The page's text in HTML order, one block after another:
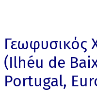
Γεωφυσικός
(Ilhéu de
Portugal,